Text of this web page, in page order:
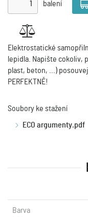
balení
Elektrostatické
lepidla. Napište cokoliv,
plast, beton, ...)
PERFEKTNĚ!
Soubory ke stažení
ECO argumenty.pdf
Barva